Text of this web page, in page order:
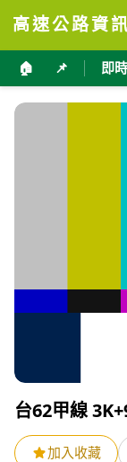
高速公路資
🏠 📌 即
台62甲線
加入收藏